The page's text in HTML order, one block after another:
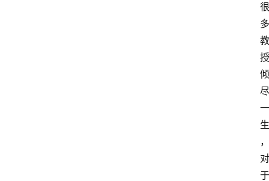
很
多
教
授
倾
尽
一
生
，
对
于